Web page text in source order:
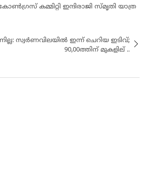
കമ്മിറ്റി ഇന്ദിരാജി സ്മൃതി യാത്ര
സ്വര്‍ണവിലയില്‍ ഇന്ന് ചെറിയ ഇടിവ്;
90,00ത്തിന് മുകളില് ..